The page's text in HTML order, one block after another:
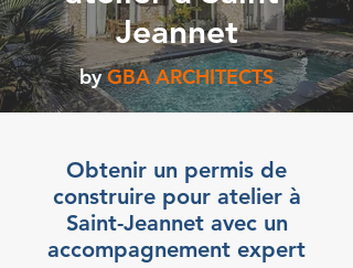
Jeannet
by GBA ARCHITECTS
Obtenir un permis de
construire pour atelier à
Saint-Jeannet avec un
accompagnement expert